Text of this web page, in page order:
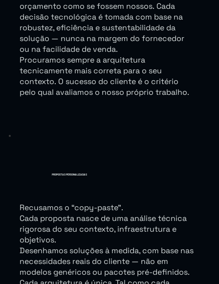
orçamento como se fossem nossos. Cada
decisão tecnológica é tomada com base na
robustez, eficiência e sustentabilidade da
solução — nunca na margem do fornecedor
ou na facilidade de venda.
Procuramos sempre a arquitetura
tecnicamente mais correta para o seu
contexto. O sucesso do cliente é o critério
pelo qual avaliamos o nosso próprio trabalho.
PROPOSTAS PERSONALIZADAS
Recusamos o “copy-paste”.
Cada proposta nasce de uma análise técnica
rigorosa do seu contexto, infraestrutura e
objetivos.
Desenhamos soluções à medida, com base nas
necessidades reais do cliente — não em
modelos genéricos ou pacotes pré-definidos.